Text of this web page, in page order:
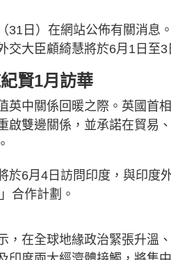
31日）在網站公佈有關消息
交大臣顧綺慧將於6月1日至
賢1月訪華
英中關係回暖之際。英國首
啟雙邊關係，並承諾在貿易
於6月4日訪問印度，與印度
合作計劃。
，在全球地緣政治緊張升溫